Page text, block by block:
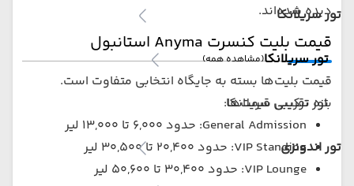
تور سریلانکا
تور سریلانکا(مشاهده همه)
تور ترکیبی سریلانکا
تور اندونزی
دیده شده‌اند.
قیمت بلیت کنسرت Anyma استانبول
قیمت بلیت‌ها بسته به جایگاه انتخابی متفاوت است.
بازه تقریبی قیمت‌ها:
General Admission: حدود 6,000 تا 13,000 لیر
VIP Standing: حدود 20,400 تا 30,500 لیر
VIP Lounge: حدود 30,400 تا 50,600 لیر